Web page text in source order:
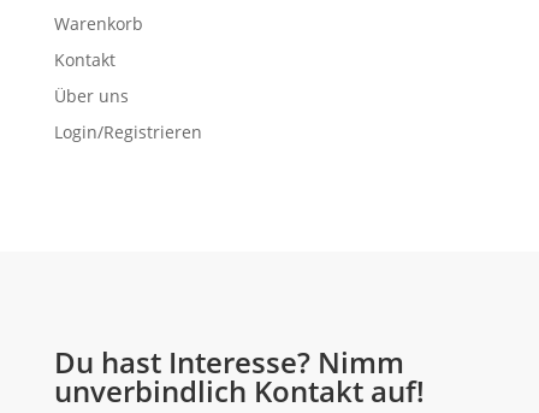
Warenkorb
Kontakt
Über uns
Login/Registrieren
Du hast Interesse? Nimm
unverbindlich Kontakt auf!